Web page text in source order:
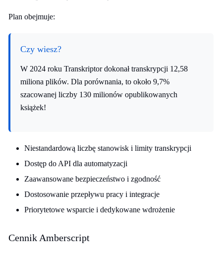
Plan obejmuje:
Czy wiesz?
W 2024 roku Transkriptor dokonał transkrypcji 12,58
miliona plików. Dla porównania, to około 9,7%
szacowanej liczby 130 milionów opublikowanych
książek!
Niestandardową liczbę stanowisk i limity transkrypcji
Dostęp do API dla automatyzacji
Zaawansowane bezpieczeństwo i zgodność
Dostosowanie przepływu pracy i integracje
Priorytetowe wsparcie i dedykowane wdrożenie
Cennik Amberscript